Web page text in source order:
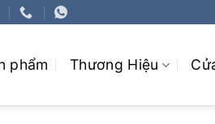
phẩm Thương Hiệu